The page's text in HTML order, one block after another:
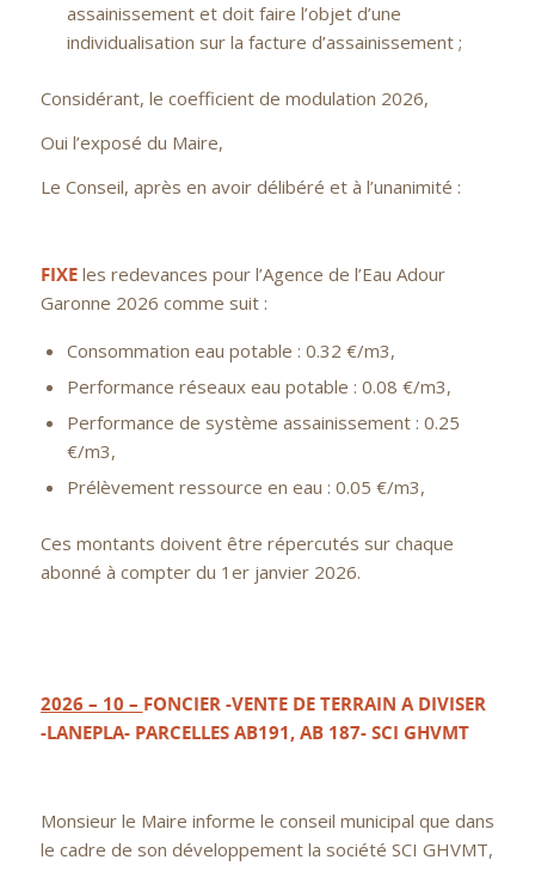
assainissement et doit faire l’objet d’une
individualisation sur la facture d’assainissement ;
Considérant, le coefficient de modulation 2026,
Oui l’exposé du Maire,
Le Conseil, après en avoir délibéré et à l’unanimité :
FIXEles redevances pour l’Agence de l’Eau Adour
Garonne 2026 comme suit :
Consommation eau potable : 0.32 €/m3,
Performance réseaux eau potable : 0.08 €/m3,
Performance de système assainissement : 0.25
€/m3,
Prélèvement ressource en eau : 0.05 €/m3,
Ces montants doivent être répercutés sur chaque
abonné à compter du 1er janvier 2026.
2026 – 10 – FONCIER -VENTE DE TERRAIN A DIVISER
-LANEPLA- PARCELLES AB191, AB 187- SCI GHVMT
Monsieur le Maire informe le conseil municipal que dans
le cadre de son développement la société SCI GHVMT,